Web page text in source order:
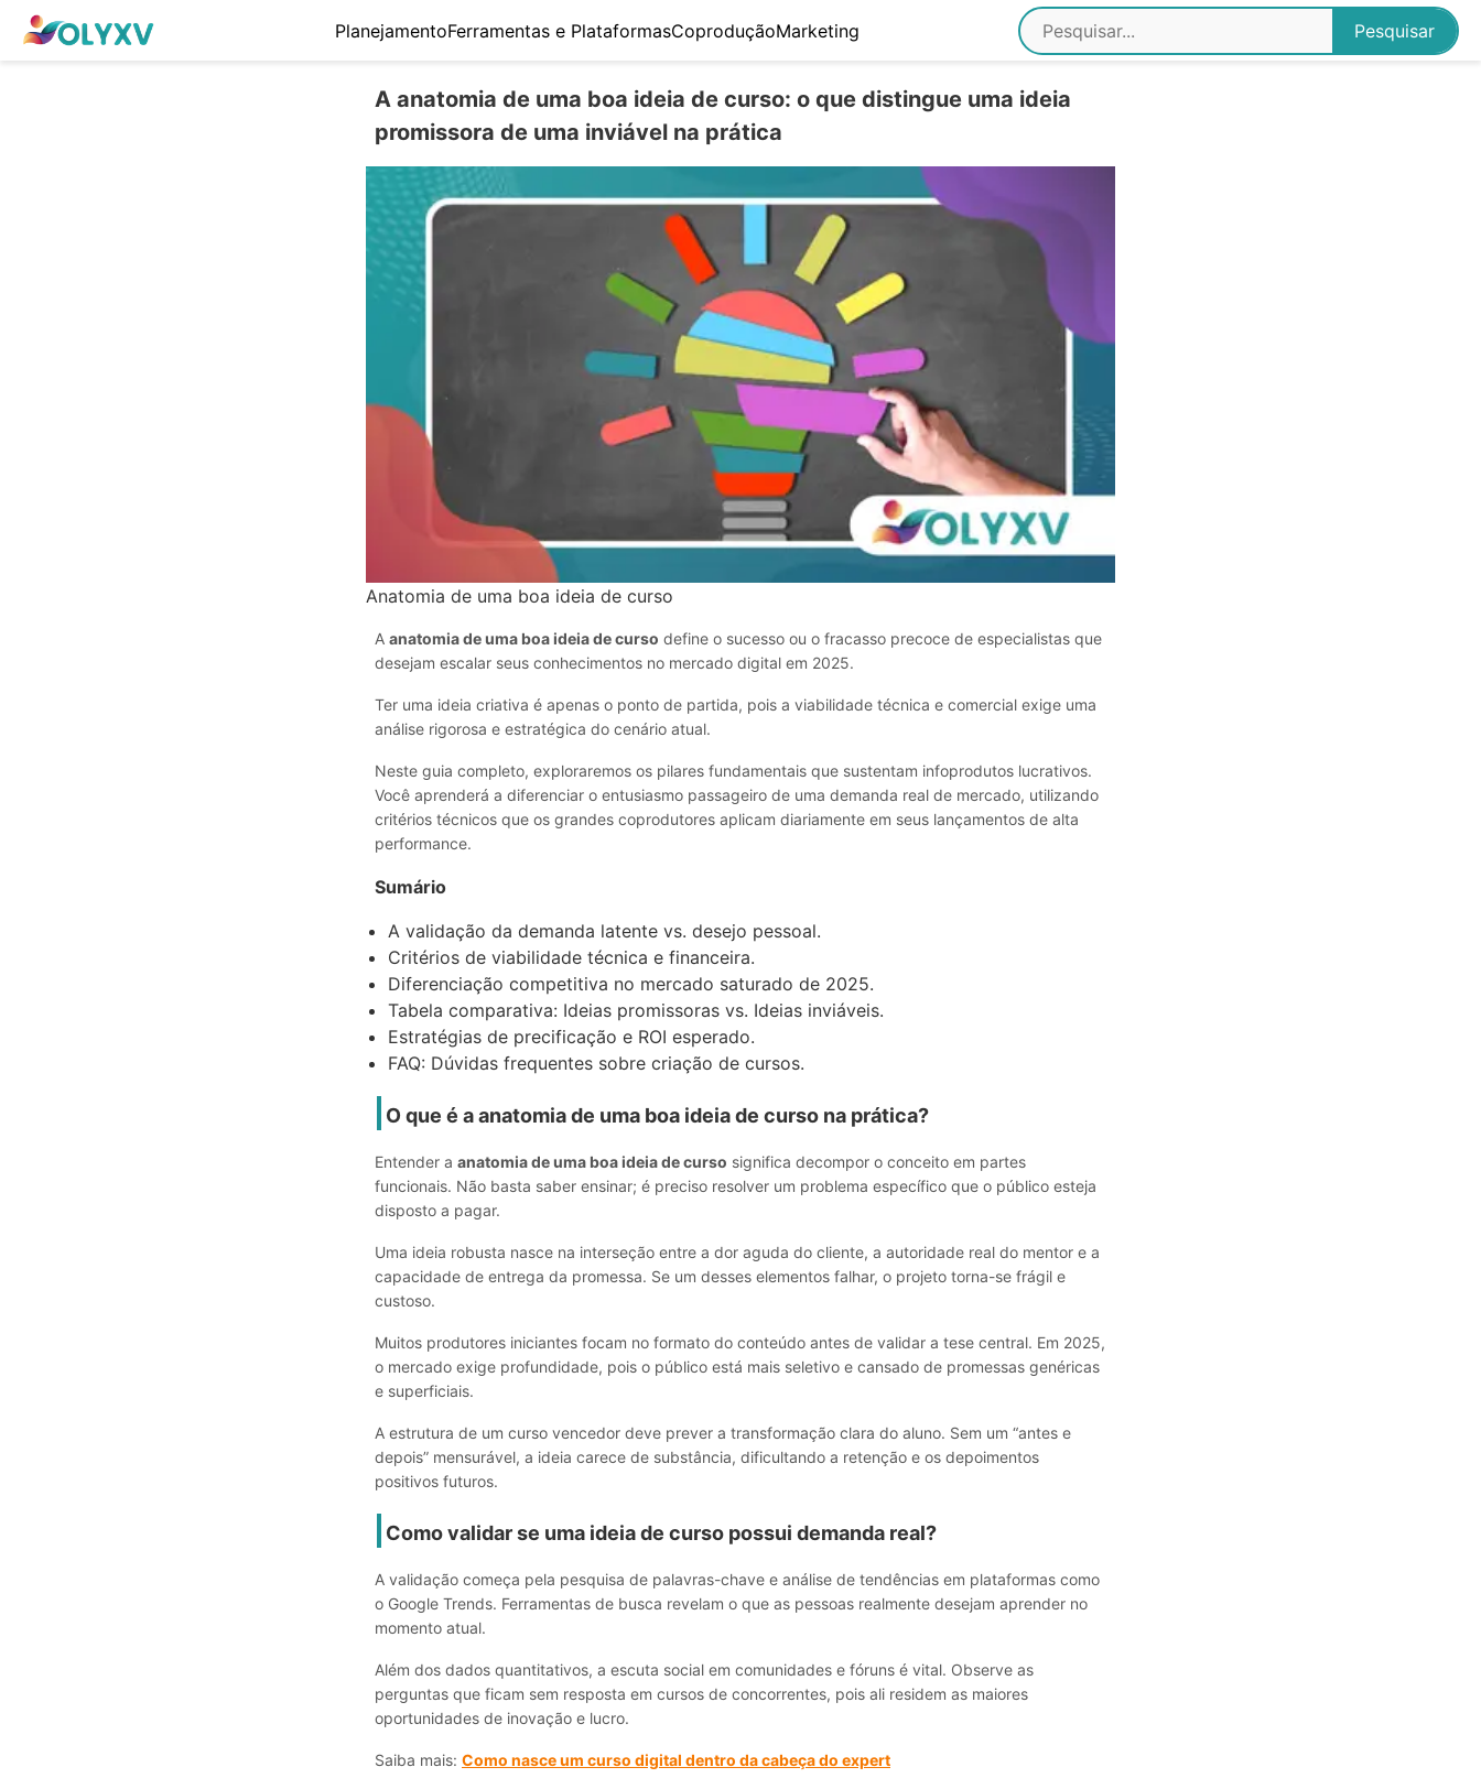
PlanejamentoFerramentas e PlataformasCoproduçãoMarketing
A anatomia de uma boa ideia de curso: o que distingue uma ideia
promissora de uma inviável na prática
Anatomia de uma boa ideia de curso
A anatomia de uma boa ideia de curso define o sucesso ou o fracasso precoce de especialistas que
desejam escalar seus conhecimentos no mercado digital em 2025.
Ter uma ideia criativa é apenas o ponto de partida, pois a viabilidade técnica e comercial exige uma
análise rigorosa e estratégica do cenário atual.
Neste guia completo, exploraremos os pilares fundamentais que sustentam infoprodutos lucrativos.
Você aprenderá a diferenciar o entusiasmo passageiro de uma demanda real de mercado, utilizando
critérios técnicos que os grandes coprodutores aplicam diariamente em seus lançamentos de alta
performance.
Sumário
A validação da demanda latente vs. desejo pessoal.
Critérios de viabilidade técnica e financeira.
Diferenciação competitiva no mercado saturado de 2025.
Tabela comparativa: Ideias promissoras vs. Ideias inviáveis.
Estratégias de precificação e ROI esperado.
FAQ: Dúvidas frequentes sobre criação de cursos.
O que é a anatomia de uma boa ideia de curso na prática?
Entender a anatomia de uma boa ideia de curso significa decompor o conceito em partes
funcionais. Não basta saber ensinar; é preciso resolver um problema específico que o público esteja
disposto a pagar.
Uma ideia robusta nasce na interseção entre a dor aguda do cliente, a autoridade real do mentor e a
capacidade de entrega da promessa. Se um desses elementos falhar, o projeto torna-se frágil e
custoso.
Muitos produtores iniciantes focam no formato do conteúdo antes de validar a tese central. Em 2025,
o mercado exige profundidade, pois o público está mais seletivo e cansado de promessas genéricas
e superficiais.
A estrutura de um curso vencedor deve prever a transformação clara do aluno. Sem um “antes e
depois” mensurável, a ideia carece de substância, dificultando a retenção e os depoimentos
positivos futuros.
Como validar se uma ideia de curso possui demanda real?
A validação começa pela pesquisa de palavras-chave e análise de tendências em plataformas como
o Google Trends. Ferramentas de busca revelam o que as pessoas realmente desejam aprender no
momento atual.
Além dos dados quantitativos, a escuta social em comunidades e fóruns é vital. Observe as
perguntas que ficam sem resposta em cursos de concorrentes, pois ali residem as maiores
oportunidades de inovação e lucro.
Saiba mais: Como nasce um curso digital dentro da cabeça do expert